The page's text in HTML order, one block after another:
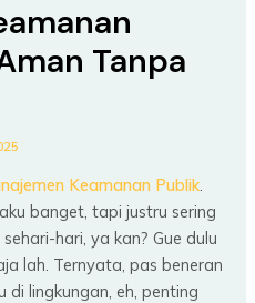
Tanpa
Keamanan Publik
banget, tapi justru sering
hari, ya kan? Gue dulu
lah. Ternyata, pas beneran
lingkungan, eh, penting